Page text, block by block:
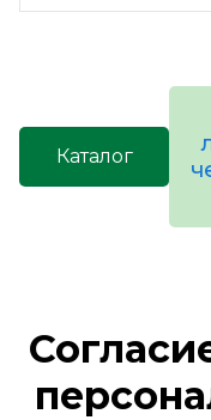
Каталог